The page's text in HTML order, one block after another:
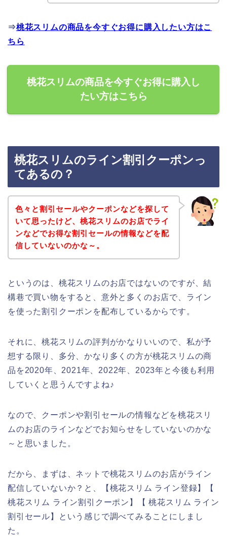
⇒桃花スリムの商品を今すぐお得に購入したい方はこ
ちら
桃花スリムの商品を今すぐお得に購入し
たい方はこちら
桃花スリムのライン割引クーポンっ
てあるの？
色々と割引セールやクーポンなどを探して
いて思ったけど、桃花スリムのお店でライ
ンなどでお得な割引セールの情報などを配
信していないのかな～。
というのは、桃花スリムのお店ではないのですが、結
構巷で買い物をすると、意外と多くのお店で、ライン
を使った割引クーポンを配布しているからです。
それに、桃花スリムの評判がかなりいいので、私が予
想する限り、多分、かなり多くの方が桃花スリムの商
品を2020年、2021年、2022年、2023年と今後も利用
していくと思うんですよね♪
なので、クーポンや割引セールの情報などを桃花スリ
ムのお店のラインなどでお知らせをしていないのかな
～と思いました。
だから、まずは、ネットで桃花スリムのお店がライン
配信していないか？と、【桃花スリム ライン登録】【
桃花スリム ライン割引クーポン】【 桃花スリム ライン
割引セール】という感じで調べてみることにしまし
た。